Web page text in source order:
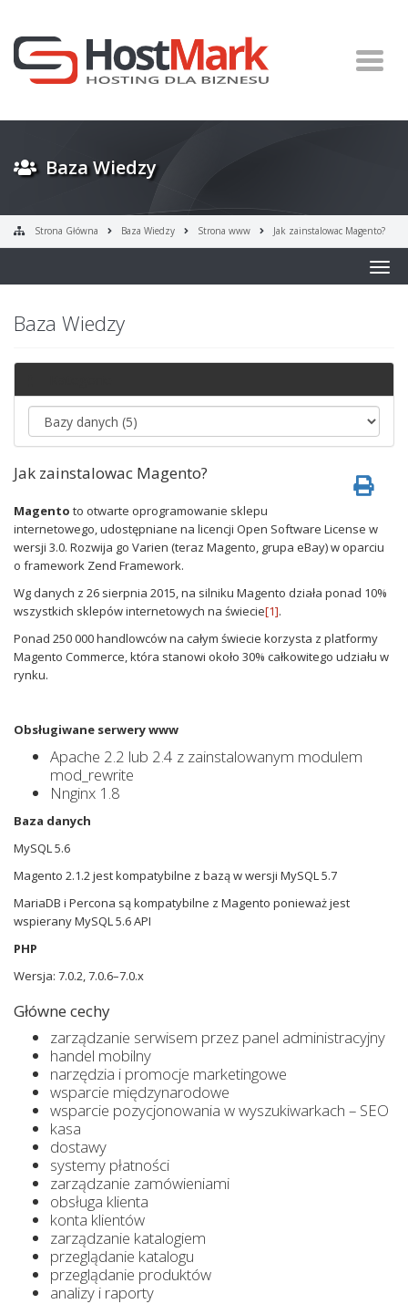
Baza Wiedzy
Strona Główna Baza Wiedzy Strona www Jak zainstalowac Magento?
Baza Wiedzy
Jak zainstalowac Magento?
Magento to otwarte oprogramowanie sklepu
internetowego, udostępniane na licencji Open Software License w
wersji 3.0. Rozwija go Varien (teraz Magento, grupa eBay) w oparciu
o framework Zend Framework.
Wg danych z 26 sierpnia 2015, na silniku Magento działa ponad 10%
wszystkich sklepów internetowych na świecie[1].
Ponad 250 000 handlowców na całym świecie korzysta z platformy
Magento Commerce, która stanowi około 30% całkowitego udziału w
rynku.
Obsługiwane serwery www
Apache 2.2 lub 2.4 z zainstalowanym modulem
mod_rewrite
Nnginx 1.8
Baza danych
MySQL 5.6
Magento 2.1.2 jest kompatybilne z bazą w wersji MySQL 5.7
MariaDB i Percona są kompatybilne z Magento ponieważ jest
wspierany MySQL 5.6 API
PHP
Wersja: 7.0.2, 7.0.6–7.0.x
Główne cechy
zarządzanie serwisem przez panel administracyjny
handel mobilny
narzędzia i promocje marketingowe
wsparcie międzynarodowe
wsparcie pozycjonowania w wyszukiwarkach – SEO
kasa
dostawy
systemy płatności
zarządzanie zamówieniami
obsługa klienta
konta klientów
zarządzanie katalogiem
przeglądanie katalogu
przeglądanie produktów
analizy i raporty